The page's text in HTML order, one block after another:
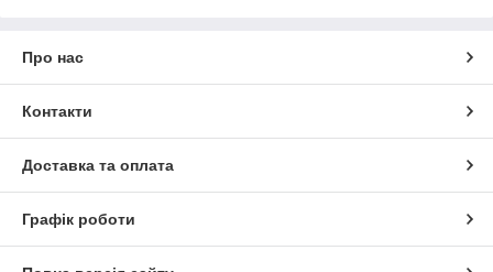
Про нас
Контакти
Доставка та оплата
Графік роботи